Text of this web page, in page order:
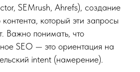
SEMrush, Ahrefs), создание
контента, который эти запросы
Важно понимать, что
SEO — это ориентация на
intent (намерение).